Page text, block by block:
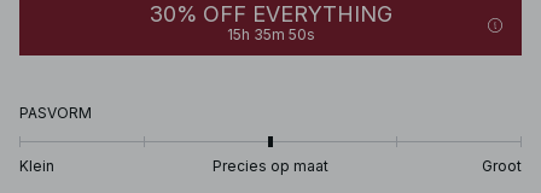
30% OFF EVERYTHING
15h 35m 50s
PASVORM
Klein Precies op maat Groot